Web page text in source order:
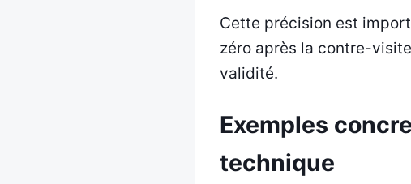
Cette précision est
zéro après la contre-
validité.
Exemples
technique